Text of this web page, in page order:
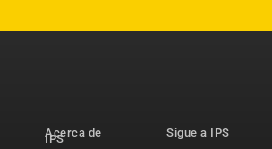
Acerca de
IPS
Sigue a IPS